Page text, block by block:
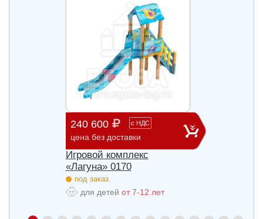
240 600 с НДС
цена без доставки
Игровой комплекс
«Лагуна» 0170
под заказ.
для детей от 7-12 лет